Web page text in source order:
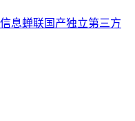
息蝉联国产独立第三方